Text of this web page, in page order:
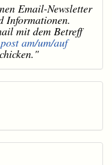
Email-Newsletter
Informationen.
mit dem Betreff
post am/um/auf